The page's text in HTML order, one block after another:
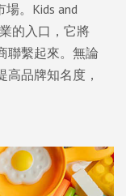
。Kids and
的入口，它將
聯繫起來。無論
品牌知名度，